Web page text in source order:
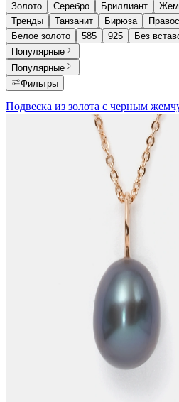
Золото
Серебро Бриллиант
Тренды
Танзанит Бирюза
Белое золото
585 925 Без
Популярные
Популярные
Фильтры
Подвеска из золота с черным